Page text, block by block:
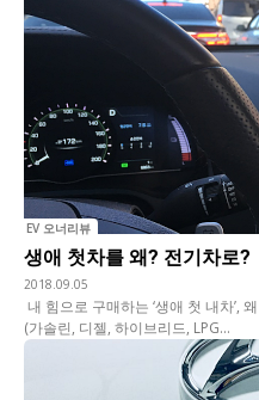
EV 오너리뷰
생애 첫차를 왜? 전기차로?
2018.09.05
내 힘으로 구매하는 ‘생애 첫 내차’, 왜 나는
(가솔린, 디젤, 하이브리드, LPG...